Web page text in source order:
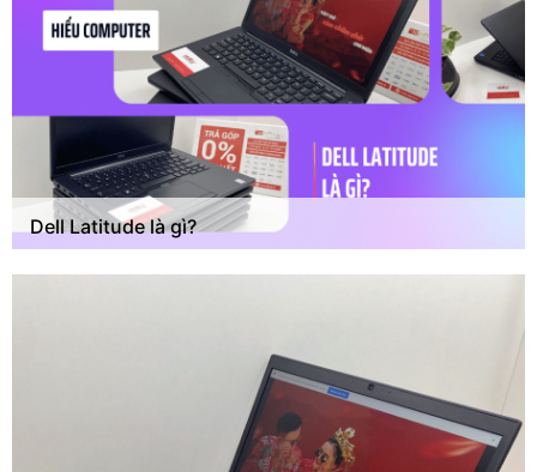
Dell Latitude là gì?